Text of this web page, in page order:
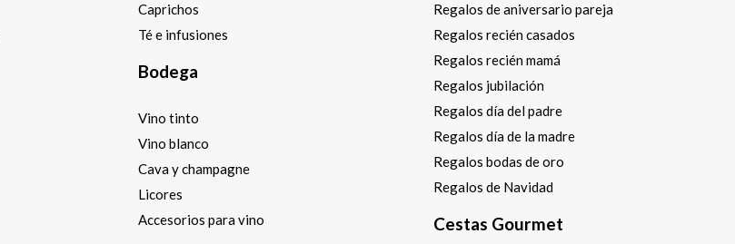
Caprichos
Té e infusiones
Bodega
Vino tinto
Vino blanco
Cava y champagne
Licores
Accesorios para vino
Regalos de aniversario pareja
Regalos recién casados
Regalos recién mamá
Regalos jubilación
Regalos día del padre
Regalos día de la madre
Regalos bodas de oro
Regalos de Navidad
Cestas Gourmet